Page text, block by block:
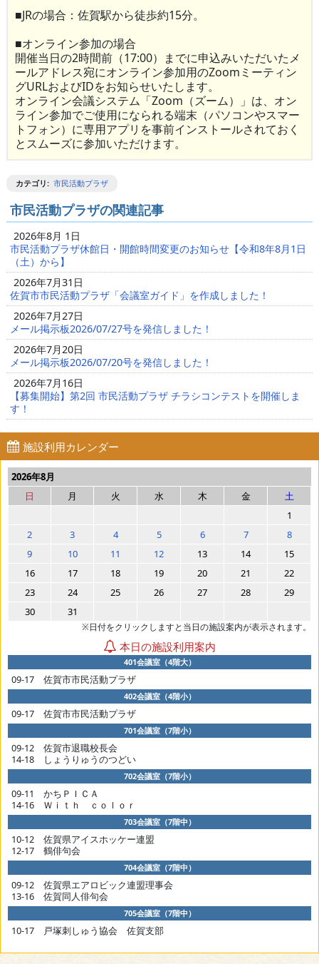
■JRの場合：佐賀駅から徒歩約15分。
■オンライン参加の場合
開催当日の2時間前（17:00）までに申込みいただいたメ
ールアドレス宛にオンライン参加用のZoomミーティン
グURLおよびIDをお知らせいたします。
オンライン会議システム「Zoom（ズーム）」は、オン
ライン参加でご使用になられる端末（パソコンやスマー
トフォン）に専用アプリを事前インストールされておく
とスムーズに参加いただけます。
カテゴリ: 市民活動プラザ
市民活動プラザの関連記事
2026年8月 1日
市民活動プラザ休館日・開館時間変更のお知らせ【令和8年8月1日
（土）から】
2026年7月31日
佐賀市市民活動プラザ「会議室ガイド」を作成しました！
2026年7月27日
メール掲示板2026/07/27号を発信しました！
2026年7月20日
メール掲示板2026/07/20号を発信しました！
2026年7月16日
【募集開始】第2回 市民活動プラザ チラシコンテストを開催しま
す！
施設利用カレンダー
2026年8月
日
月 火 水 木 金
土
1
2
3 4 5 6 7
8
9
10 11 12 13 14
15
16
17 18 19 20 21
22
23
24 25 26 27 28
29
30
31
※日付をクリックしますと当日の施設案内が表示されます。
本日の施設利用案内
401会議室（4階大）
09-17 佐賀市市民活動プラザ
402会議室（4階小）
09-17 佐賀市市民活動プラザ
701会議室（7階小）
09-12 佐賀市退職校長会
14-18 しょうりゅうのつどい
702会議室（7階小）
09-11 かちＰＩＣＡ
14-16 Ｗｉｔｈ ｃｏｌｏｒ
703会議室（7階中）
10-12 佐賀県アイスホッケー連盟
12-17 鶴俳句会
704会議室（7階中）
09-12 佐賀県エアロビック連盟理事会
13-16 佐賀同人俳句会
705会議室（7階中）
10-17 戸塚刺しゅう協会 佐賀支部